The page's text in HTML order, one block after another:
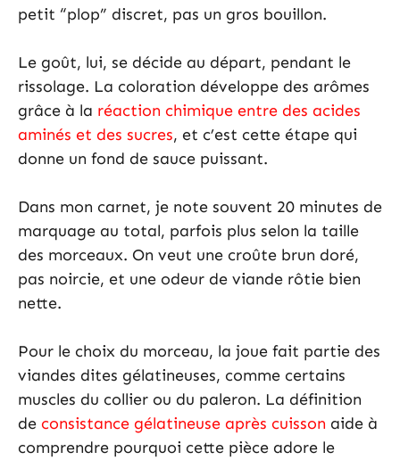
petit “plop” discret, pas un gros bouillon.
Le goût, lui, se décide au départ, pendant le
rissolage. La coloration développe des arômes
grâce à la réaction chimique entre des acides
aminés et des sucres, et c’est cette étape qui
donne un fond de sauce puissant.
Dans mon carnet, je note souvent 20 minutes de
marquage au total, parfois plus selon la taille
des morceaux. On veut une croûte brun doré,
pas noircie, et une odeur de viande rôtie bien
nette.
Pour le choix du morceau, la joue fait partie des
viandes dites gélatineuses, comme certains
muscles du collier ou du paleron. La définition
de consistance gélatineuse après cuisson aide à
comprendre pourquoi cette pièce adore le